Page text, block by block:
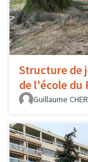
Structure de
de l'école du
Guillaume